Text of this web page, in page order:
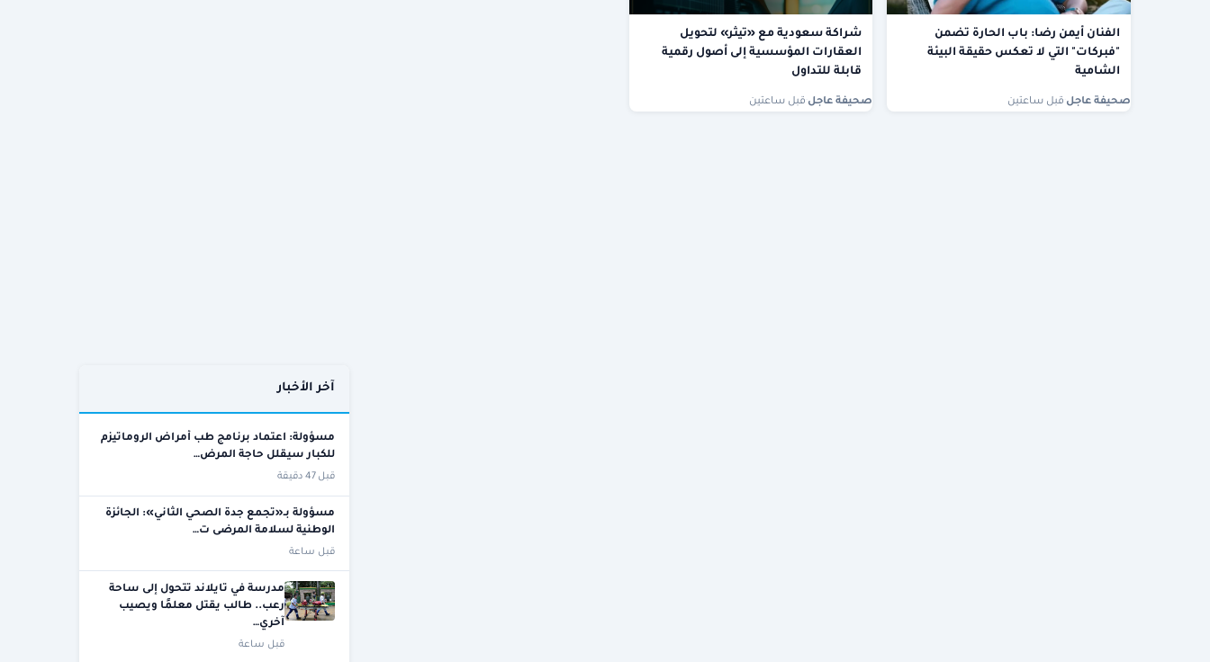
الفنان أيمن رضا: باب الحارة تضمن
"فبركات" التي لا تعكس حقيقة البيئة
الشامية
صحيفة عاجل قبل ساعتين
شراكة سعودية مع «تيثر» لتحويل
العقارات المؤسسية إلى أصول رقمية
قابلة للتداول
صحيفة عاجل قبل ساعتين
آخر الأخبار
مسؤولة: اعتماد برنامج طب أمراض الروماتيزم
للكبار سيقلل حاجة المرض…
قبل 47 دقيقة
مسؤولة بـ«تجمع جدة الصحي الثاني»: الجائزة
الوطنية لسلامة المرضى ت…
قبل ساعة
مدرسة في تايلاند تتحول إلى ساحة
رعب.. طالب يقتل معلمًا ويصيب
آخري…
قبل ساعة